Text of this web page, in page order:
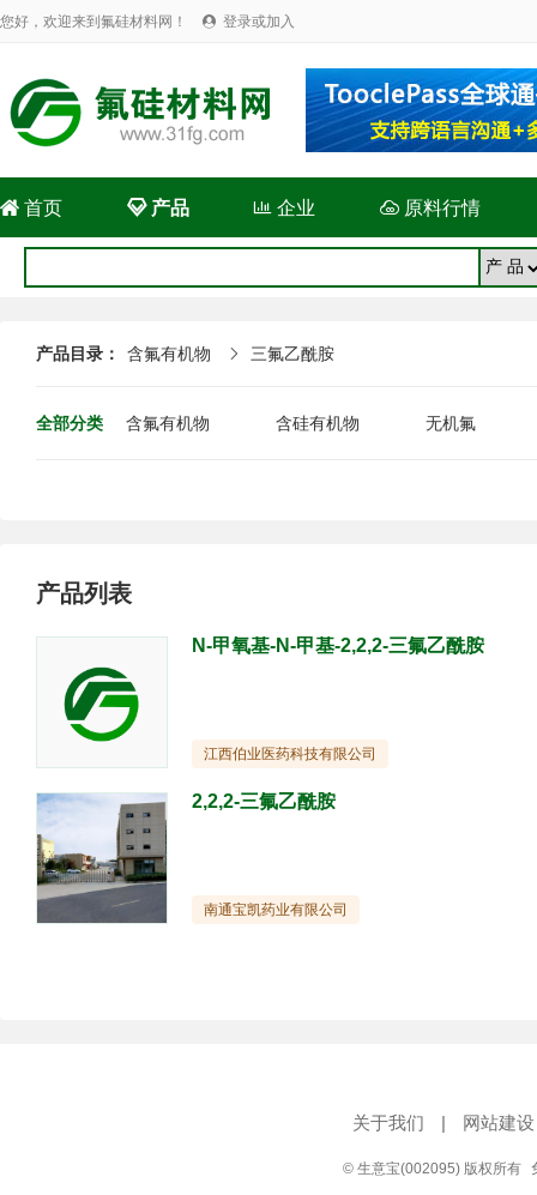
您好，欢迎来到氟硅材料网！  登录或加入
 首页 产品  企业 原料行情
产品目录： 含氟有机物  三氟乙酰胺
全部分类 含氟有机物 含硅有机物 无机氟
产品列表
N-甲氧基-N-甲基-2,2,2-三氟乙酰胺
江西伯业医药科技有限公司
2,2,2-三氟乙酰胺
南通宝凯药业有限公司
关于我们 | 网站建设
© 生意宝(002095) 版权所有